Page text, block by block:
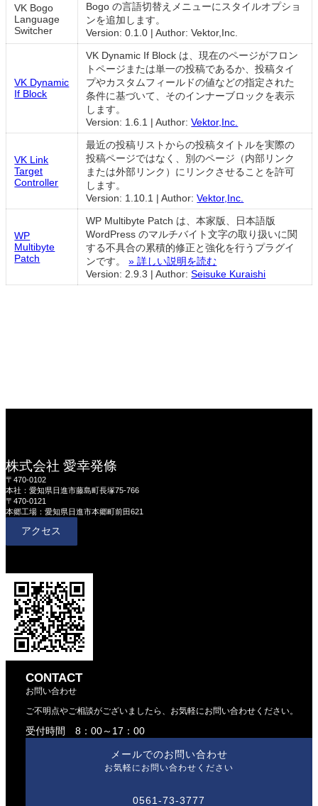
VK Bogo
Language
Switcher
Bogo の言語切替えメニューにスタイルオプショ
ンを追加します。
Version: 0.1.0 |Author: Vektor,Inc.
VK Dynamic
If Block
VK Dynamic If Block は、現在のページがフロン
トページまたは単一の投稿であるか、投稿タイ
プやカスタムフィールドの値などの指定された
条件に基づいて、そのインナーブロックを表示
します。
Version: 1.6.1 |Author:Vektor,Inc.
VK Link
Target
Controller
最近の投稿リストからの投稿タイトルを実際の
投稿ページではなく、別のページ（内部リンク
または外部リンク）にリンクさせることを許可
します。
Version: 1.10.1 |Author:Vektor,Inc.
WP
Multibyte
Patch
WP Multibyte Patch は、本家版、日本語版
WordPress のマルチバイト文字の取り扱いに関
する不具合の累積的修正と強化を行うプラグイ
ンです。» 詳しい説明を読む
Version: 2.9.3 |Author:Seisuke Kuraishi
株式会社 愛幸発條
〒470-0102
本社：愛知県日進市藤島町長塚75-766
〒470-0121
本郷工場：愛知県日進市本郷町前田621
アクセス
CONTACT
お問い合わせ
ご不明点やご相談がございましたら、お気軽にお問い合わせください。
受付時間 8：00～17：00
メールでのお問い合わせ
お気軽にお問い合わせください
0561-73-3777